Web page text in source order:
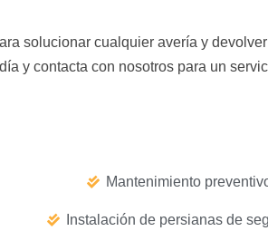
solucionar cualquier avería y
y contacta con nosotros para un
Mantenimiento
Instalación de persianas de